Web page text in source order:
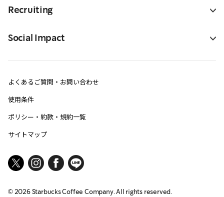
Recruiting
Social Impact
よくあるご質問・お問い合わせ
使用条件
ポリシー・約款・規約一覧
サイトマップ
© 2026Starbucks Coffee Company. All rights reserved.